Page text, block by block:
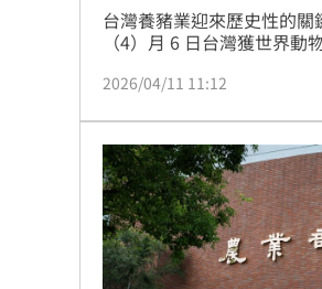
理想混蛋號召粉絲跨
台灣養豬業迎來歷史性的關
（4）月 6 日台灣獲世界動
後不到 3 天，農業部防檢署
入。這不僅是台灣恢復「
外市場突破，更代表台灣
度已全面回歸，再次確立
擁有口蹄疫、豬瘟、非洲豬
國」的領導地位。
2026/04/11 11:12